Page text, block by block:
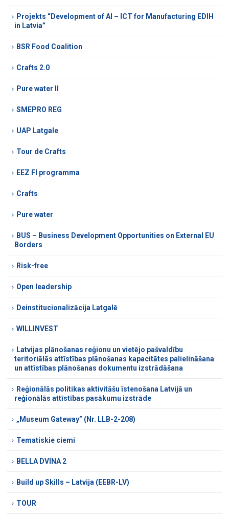
Projekts “Development of AI – ICT for Manufacturing EDIH
in Latvia”
BSR Food Coalition
Crafts 2.0
Pure water II
SMEPRO REG
UAP Latgale
Tour de Crafts
EEZ FI programma
Crafts
Pure water
BUS – Business Development Opportunities on External EU
Borders
Risk-free
Open leadership
Deinstitucionalizācija Latgalē
WILLINVEST
Latvijas plānošanas reģionu un vietējo pašvaldību
teritoriālās attīstības plānošanas kapacitātes palielināšana
un attīstības plānošanas dokumentu izstrādāšana
Reģionālās politikas aktivitāšu īstenošana Latvijā un
reģionālās attīstības pasākumu izstrāde
„Museum Gateway” (Nr. LLB-2-208)
Tematiskie ciemi
BELLA DVINA 2
Build up Skills – Latvija (EEBR-LV)
TOUR